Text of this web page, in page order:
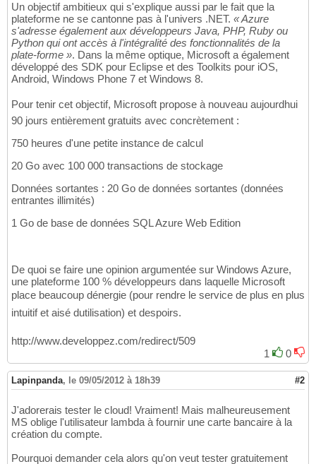
Un objectif ambitieux qui s'explique aussi par le fait que la
plateforme ne se cantonne pas à l'univers .NET. « Azure
s'adresse également aux développeurs Java, PHP, Ruby ou
Python qui ont accès à l'intégralité des fonctionnalités de la
plate-forme ». Dans la même optique, Microsoft a également
développé des SDK pour Eclipse et des Toolkits pour iOS,
Android, Windows Phone 7 et Windows 8.
Pour tenir cet objectif, Microsoft propose à nouveau aujourdhui
90 jours entièrement gratuits avec concrètement :
750 heures d'une petite instance de calcul
20 Go avec 100 000 transactions de stockage
Données sortantes : 20 Go de données sortantes (données
entrantes illimités)
1 Go de base de données SQL Azure Web Edition
De quoi se faire une opinion argumentée sur Windows Azure,
une plateforme 100 % développeurs dans laquelle Microsoft
place beaucoup dénergie (pour rendre le service de plus en plus
intuitif et aisé dutilisation) et despoirs.
http://www.developpez.com/redirect/509
1
0
Lapinpanda, le 09/05/2012 à 18h39 #2
J'adorerais tester le cloud! Vraiment! Mais malheureusement
MS oblige l'utilisateur lambda à fournir une carte bancaire à la
création du compte.
Pourquoi demander cela alors qu'on veut tester gratuitement